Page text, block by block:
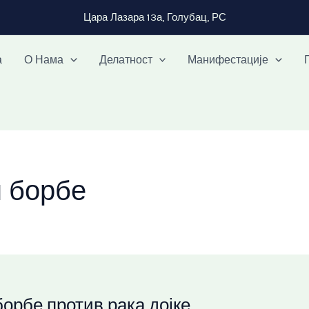
Цара Лазара 13а, Голубац, РС
О Нама Делатност Манифестације
борбе